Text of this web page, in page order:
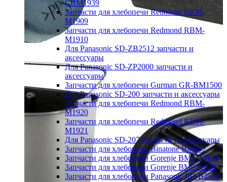
CBM1939
Запчасти для хлебопечи Redmond RBM-
M1909
Запчасти для хлебопечи Redmond RBM-
M1910
Для Panasonic SD-ZB2512 запчасти и
аксессуары
Для Panasonic SD-ZP2000 запчасти и
аксессуары
Запчасти для хлебопечи Gurman GR-BM1500
Для Panasonic SD-200 запчасти и аксессуары
Запчасти для хлебопечи Redmond RBM-
M1920
Запчасти для хлебопечи Redmond RBM-
M1921
Для Panasonic SD-207 запчасти и аксессуары
Запчасти для хлебопечи Binatone BM202
Запчасти для хлебопечи Gorenje BM1210BK
Запчасти для хлебопечи Gorenje BM910WII
Запчасти для хлебопечи Panasonic SD-B2510